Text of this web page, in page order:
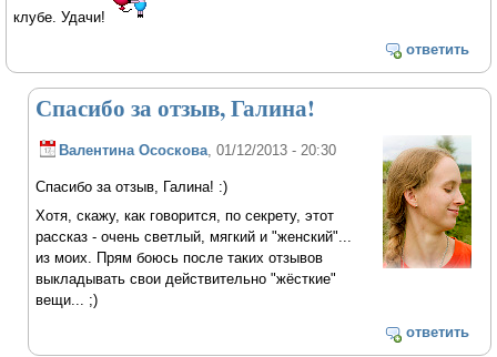
клубе. Удачи!
ответить
Спасибо за отзыв, Галина!
Валентина Ососкова , 01/12/2013 - 20:30
Спасибо за отзыв, Галина! :)
Хотя, скажу, как говорится, по секрету, этот
рассказ - очень светлый, мягкий и "женский"...
из моих. Прям боюсь после таких отзывов
выкладывать свои действительно "жёсткие"
вещи... ;)
ответить